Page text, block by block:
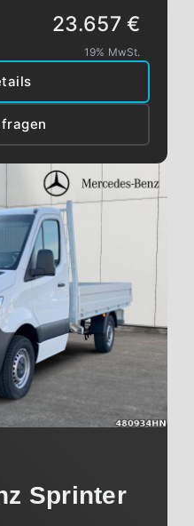
23.657 €
19% MwSt.
Sprinter